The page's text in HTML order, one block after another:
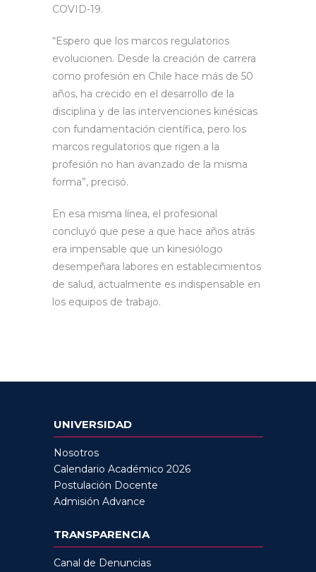
COVID-19.
“Espero que los marcos regulatorios
evolucionen. Desde la creación de carrera
como profesión en Chile hace más de 50
años, ha crecido en el desarrollo de la
disciplina y de las intervenciones kinésicas
con fundamentación científica, pero los
marcos regulatorios que rigen a la
profesión no han avanzado de la misma
forma”, precisó.
En esa misma línea, el profesional
concluyó que pese a que hace años atrás
era impensable que un kinesiólogo
desempeñara labores en establecimientos
de salud, actualmente es indispensable en
los equipos de trabajo.
UNIVERSIDAD
Nosotros
Calendario Académico 2026
Postulación Docente
Admisión Advance
TRANSPARENCIA
Canal de Denuncias